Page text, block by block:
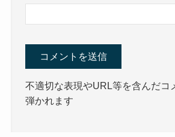
不適切な表現やURL等を含んだコ
弾かれます